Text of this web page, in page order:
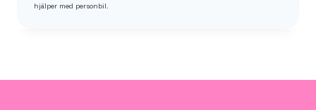
hjälper med personbil.